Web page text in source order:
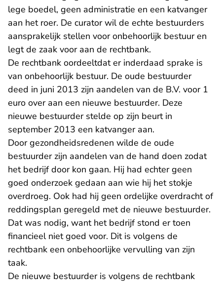
lege boedel, geen administratie en een katvanger
aan het roer. De curator wil de echte bestuurders
aansprakelijk stellen voor onbehoorlijk bestuur en
legt de zaak voor aan de rechtbank.
De rechtbank oordeelt- U verlaat Rechtspraak.nl
dat er inderdaad sprake is
van onbehoorlijk bestuur. De oude bestuurder
deed in juni 2013 zijn aandelen van de B.V. voor 1
euro over aan een nieuwe bestuurder. Deze
nieuwe bestuurder stelde op zijn beurt in
september 2013 een katvanger aan.
Door gezondheidsredenen wilde de oude
bestuurder zijn aandelen van de hand doen zodat
het bedrijf door kon gaan. Hij had echter geen
goed onderzoek gedaan aan wie hij het stokje
overdroeg. Ook had hij geen ordelijke overdracht of
reddingsplan geregeld met de nieuwe bestuurder.
Dat was nodig, want het bedrijf stond er toen
financieel niet goed voor. Dit is volgens de
rechtbank een onbehoorlijke vervulling van zijn
taak.
De nieuwe bestuurder is volgens de rechtbank